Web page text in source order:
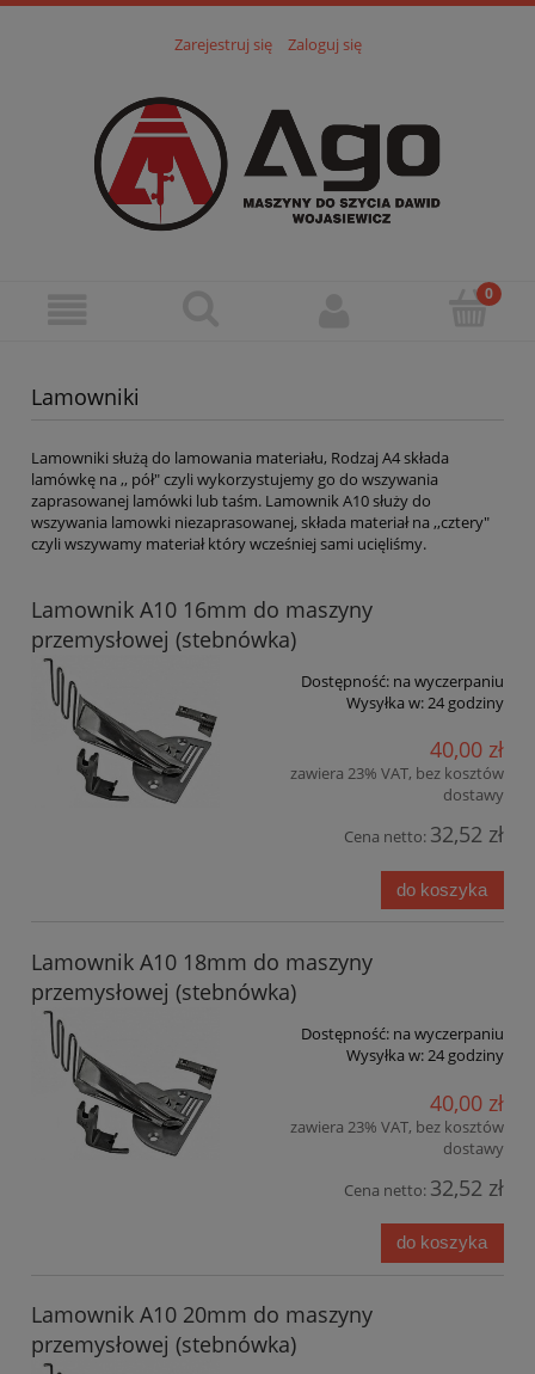
Zarejestruj się Zaloguj się
Lamowniki
Lamowniki służą do lamowania materiału, Rodzaj A4 składa
lamówkę na ,, pół" czyli wykorzystujemy go do wszywania
zaprasowanej lamówki lub taśm. Lamownik A10 służy do
wszywania lamowki niezaprasowanej, składa materiał na ,,cztery"
czyli wszywamy materiał który wcześniej sami ucięliśmy.
Lamownik A10 16mm do maszyny
przemysłowej (stebnówka)
Dostępność: na wyczerpaniu
Wysyłka w:24 godziny
40,00 zł
zawiera 23% VAT, bez kosztów
dostawy
Cena netto: 32,52 zł
do koszyka
Lamownik A10 18mm do maszyny
przemysłowej (stebnówka)
Dostępność: na wyczerpaniu
Wysyłka w:24 godziny
40,00 zł
zawiera 23% VAT, bez kosztów
dostawy
Cena netto: 32,52 zł
do koszyka
Lamownik A10 20mm do maszyny
przemysłowej (stebnówka)